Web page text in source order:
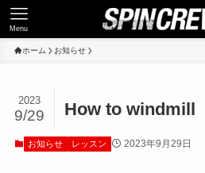
Menu
ホーム お知らせ
How to windmill
2023
9/29
お知らせ レッスン 2023年9月29日